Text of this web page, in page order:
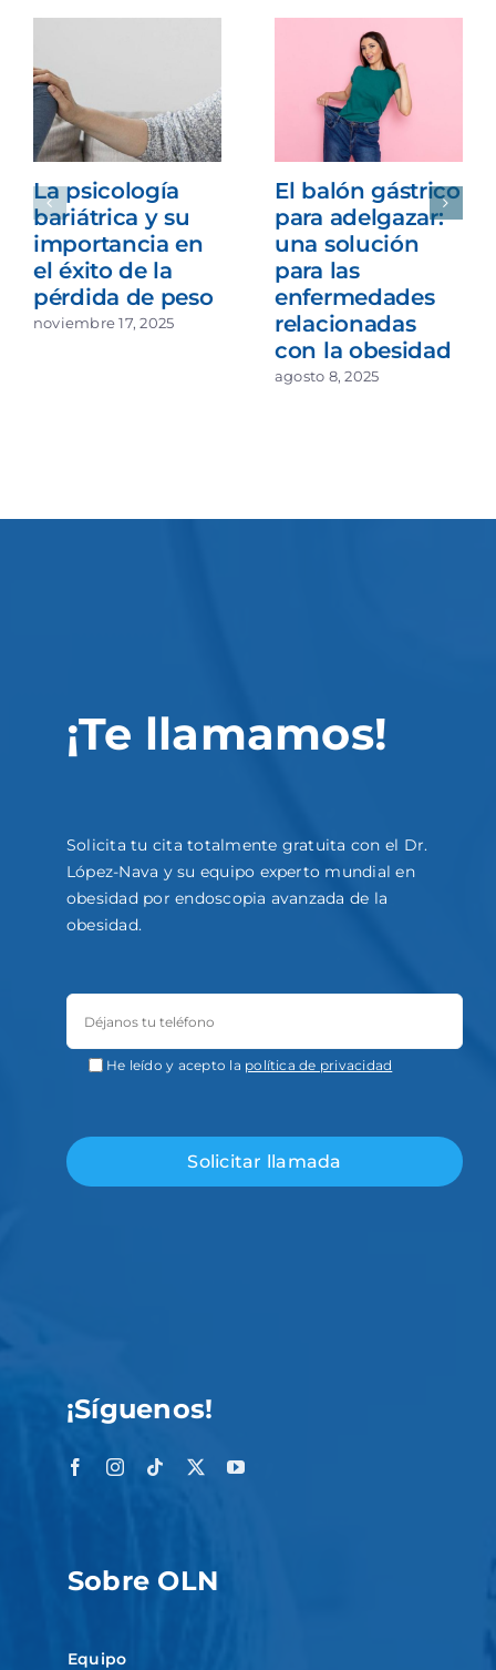
La psicología
bariátrica y su
importancia en
el éxito de la
pérdida de peso
noviembre 17, 2025
El balón gástrico
para adelgazar:
una solución
para las
enfermedades
relacionadas
con la obesidad
agosto 8, 2025
¡Te llamamos!
Solicita tu cita totalmente gratuita con el Dr.
López-Nava y su equipo experto mundial en
obesidad por endoscopia avanzada de la
obesidad.
He leído y acepto la política de privacidad
¡Síguenos!
Sobre OLN
Equipo